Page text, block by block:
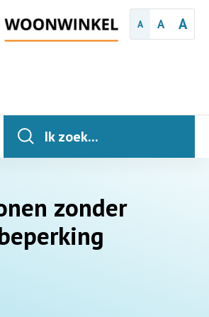
A A A
Ik zoek...
zonder